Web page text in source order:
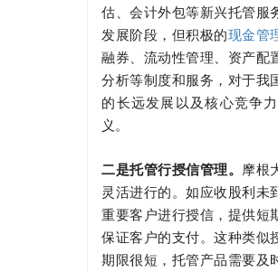
估、会计外包等新兴托管服
发展阶段，但积极的现金管
融券、流动性管理、资产配
分析等制度和服务，对于我
的长远发展以及核心竞争
义。
二是托管行授信管理。 摩根
灵活进行的。如应收股利未
重要客户进行授信，提供短
保证客户的支付。这种类似
期限很短，托管产品需要及